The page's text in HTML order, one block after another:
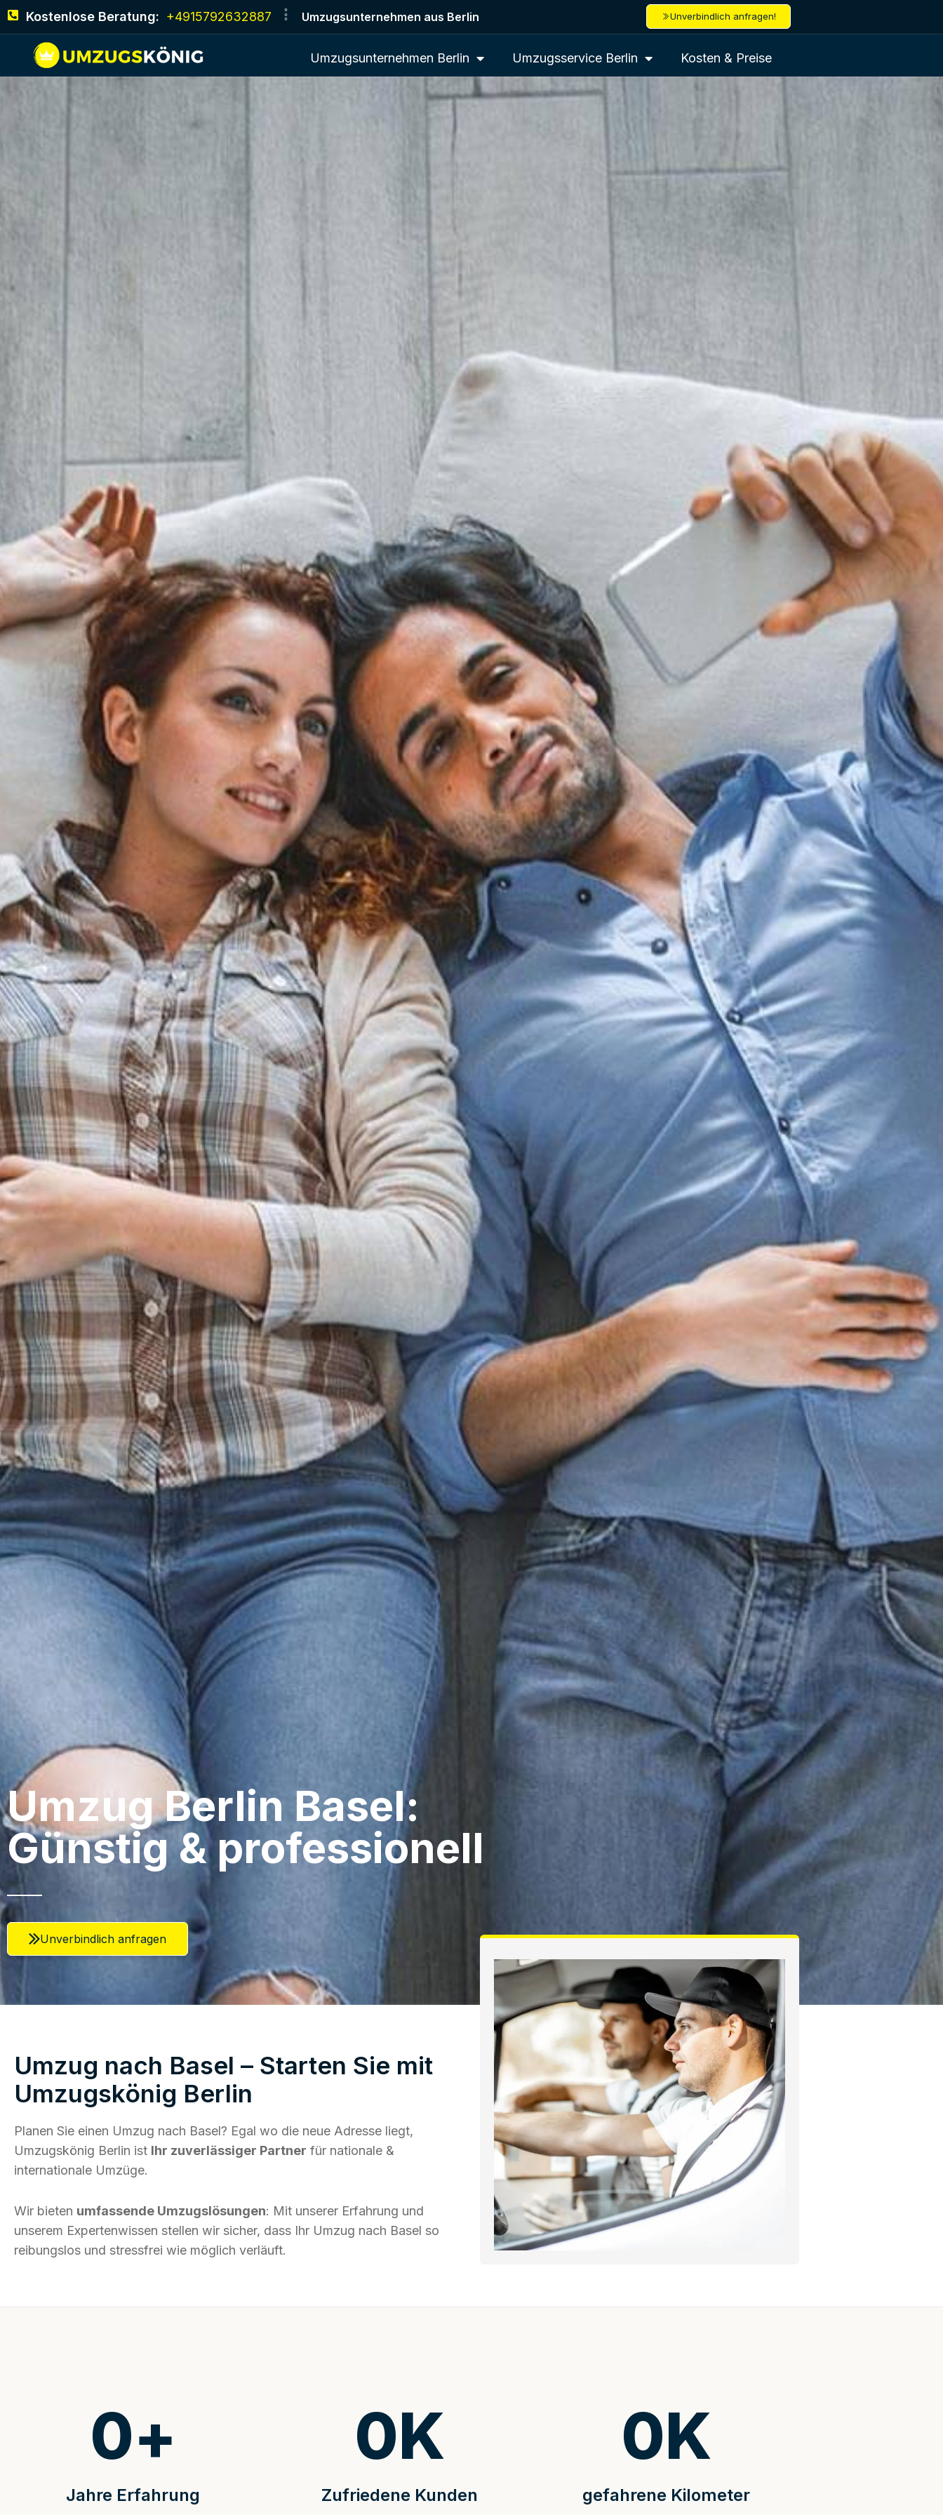
Kostenlose Beratung: +4915792632887 Umzugsunternehmen aus Berlin Unverbindlich anfragen!
Umzugsunternehmen Berlin Umzugsservice Berlin Kosten & Preise
Umzug Berlin​ Basel:
Günstig & professionell​
Unverbindlich anfragen
Umzug nach Basel – Starten Sie mit
Umzugskönig Berlin
Planen Sie einen Umzug nach Basel? Egal wo die neue Adresse liegt,
Umzugskönig Berlin ist Ihr zuverlässiger Partner für nationale &
internationale Umzüge.
Wir bieten umfassende Umzugslösungen: Mit unserer Erfahrung und
unserem Expertenwissen stellen wir sicher, dass Ihr Umzug nach Basel so
reibungslos und stressfrei wie möglich verläuft.
Jahre Erfahrung
0+
Zufriedene Kunden
0K
gefahrene Kilometer
0K